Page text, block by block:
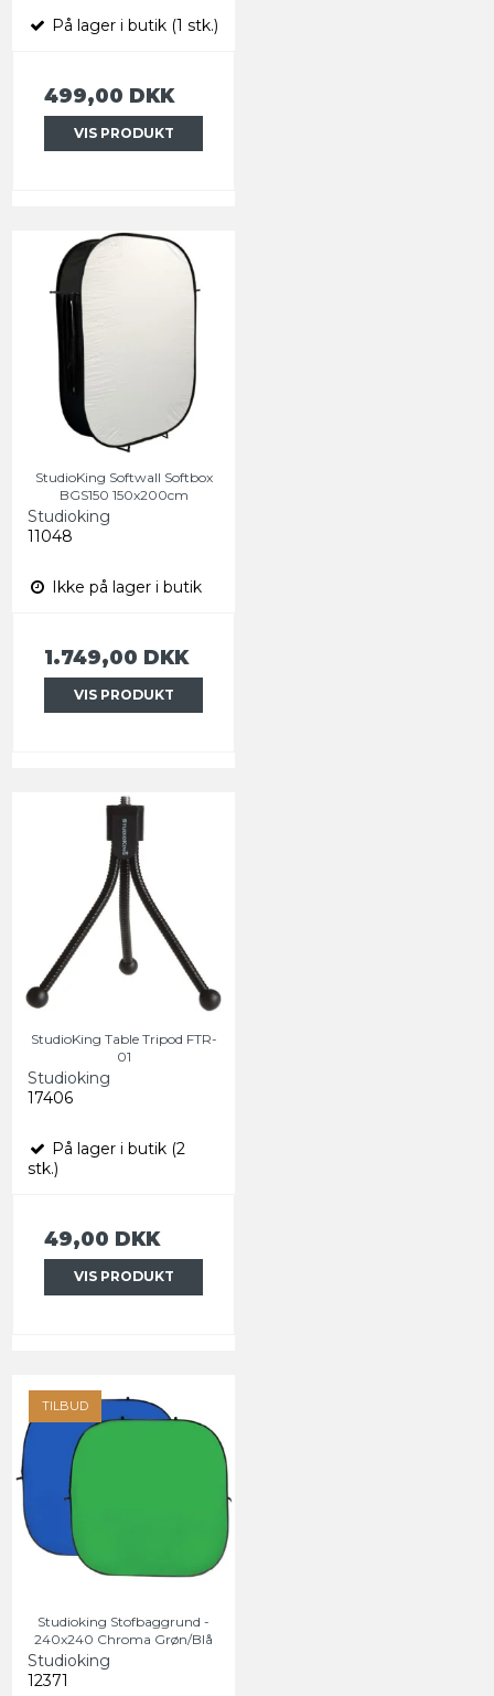
På lager i butik (1 stk.)
499,00 DKK
VIS PRODUKT
StudioKing Softwall Softbox
BGS150 150x200cm
Studioking
11048
Ikke på lager i butik
1.749,00 DKK
VIS PRODUKT
StudioKing Table Tripod FTR-
01
Studioking
17406
På lager i butik (2
stk.)
49,00 DKK
VIS PRODUKT
TILBUD
Studioking Stofbaggrund -
240x240 Chroma Grøn/Blå
Studioking
12371